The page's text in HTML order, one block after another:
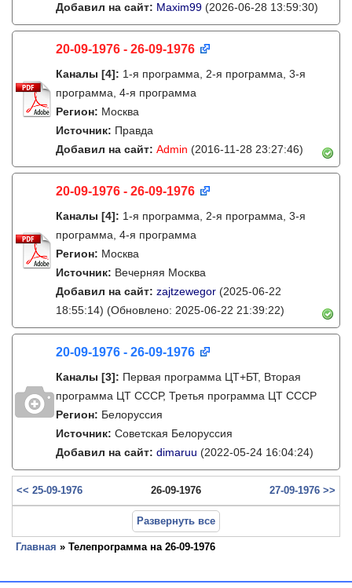
Добавил на сайт: Maxim99 (2026-06-28 13:59:30)
20-09-1976 - 26-09-1976
Каналы [4]: 1-я программа, 2-я программа, 3-я
программа, 4-я программа
Регион: Москва
Источник: Правда
Добавил на сайт: Admin (2016-11-28 23:27:46)
20-09-1976 - 26-09-1976
Каналы [4]: 1-я программа, 2-я программа, 3-я
программа, 4-я программа
Регион: Москва
Источник: Вечерняя Москва
Добавил на сайт: zajtzewegor (2025-06-22
18:55:14) (Обновлено: 2025-06-22 21:39:22)
20-09-1976 - 26-09-1976
Каналы [3]: Первая программа ЦТ+БТ, Вторая
программа ЦТ ССCР, Третья программа ЦТ ССCР
Регион: Белоруссия
Источник: Советская Белоруссия
Добавил на сайт: dimaruu (2022-05-24 16:04:24)
<< 25-09-1976 26-09-1976 27-09-1976 >>
Развернуть все
Главная » Телепрограмма на 26-09-1976